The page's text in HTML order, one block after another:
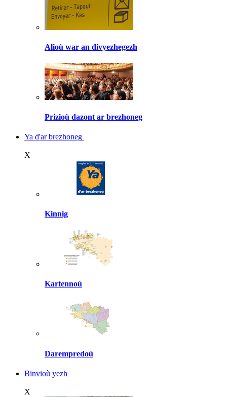
Alioù war an divyezhegezh
Prizioù dazont ar brezhoneg
Ya d'ar brezhoneg
X
Kinnig
Kartennoù
Darempredoù
Binvioù yezh
X